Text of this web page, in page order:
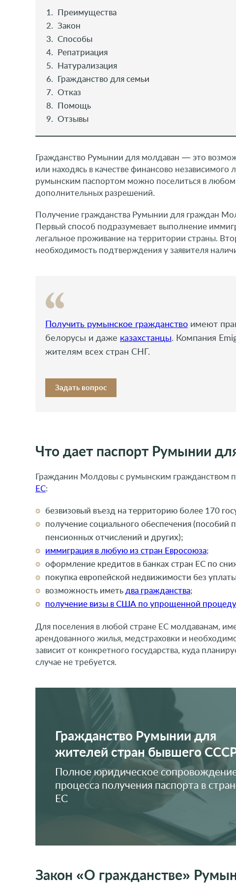
Преимущества
Закон
Способы
Репатриация
Натурализация
Гражданство для семьи
Отказ
Помощь
Отзывы
Гражданство Румынии для молдаван — это
или находясь в качестве финансово независимого
румынским паспортом можно поселиться в
дополнительных разрешений.
Получение гражданства Румынии для граждан
Первый способ подразумевает выполнение
легальное проживание на территории страны.
необходимость подтверждения у заявителя
Получить румынское гражданство имеют
белорусы и даже казахстанцы. Компания
жителям всех стран СНГ.
Задать вопрос
Что дает паспорт Румынии
Гражданин Молдовы с румынским гражданством
ЕС:
безвизовый въезд на территорию более 170
получение социального обеспечения (пособий
пенсионных отчислений и других);
иммиграция в любую из стран Евросоюза;
оформление кредитов в банках стран ЕС по
покупка европейской недвижимости без
возможность иметь два гражданства;
получение визы в США по упрощенной
Для поселения в любой стране ЕС молдаванам,
арендованного жилья, медстраховки и
зависит от конкретного государства, куда
случае не требуется.
Гражданство Румынии для
жителей стран бывшего
Полное юридическое
процесса получения паспорта в
ЕС
Закон «О гражданстве»